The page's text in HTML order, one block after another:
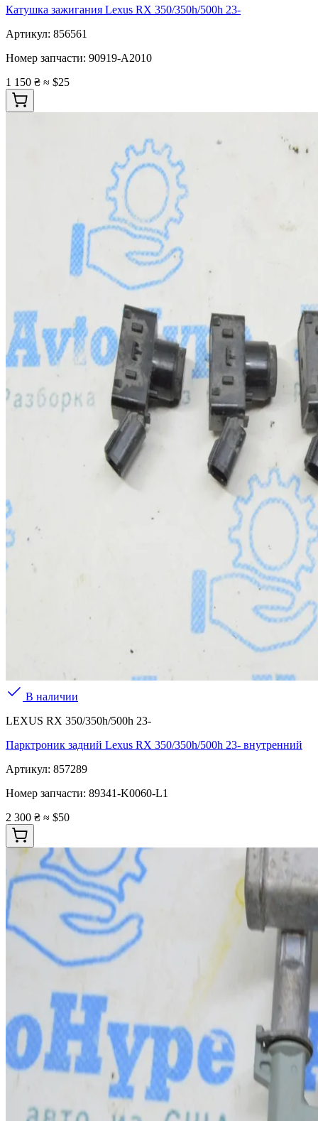
Катушка зажигания Lexus RX 350/350h/500h 23-
Артикул: 856561
Номер запчасти: 90919-A2010
1 150 ₴ ≈ $25
В наличии
LEXUS RX 350/350h/500h 23-
Парктроник задний Lexus RX 350/350h/500h 23- внутренний
Артикул: 857289
Номер запчасти: 89341-K0060-L1
2 300 ₴ ≈ $50